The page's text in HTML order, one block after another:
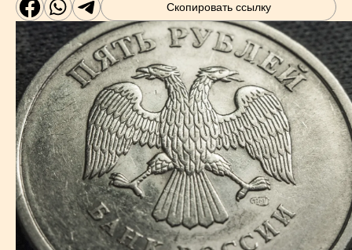
Рынки
Технологии
Власть
Геополитика
Исследования
Скопировать ссылку